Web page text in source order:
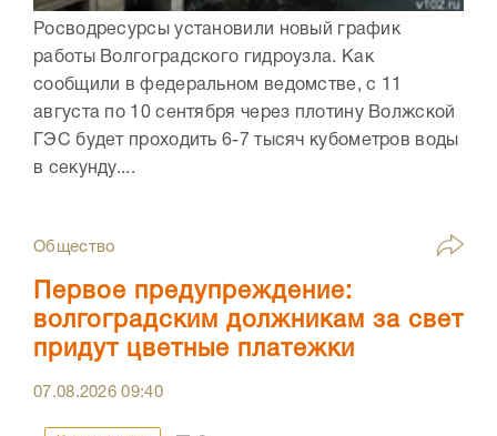
Росводресурсы установили новый график
работы Волгоградского гидроузла. Как
сообщили в федеральном ведомстве, с 11
августа по 10 сентября через плотину Волжской
ГЭС будет проходить 6-7 тысяч кубометров воды
в секунду....
Общество
Первое предупреждение:
волгоградским должникам за свет
придут цветные платежки
07.08.202609:40